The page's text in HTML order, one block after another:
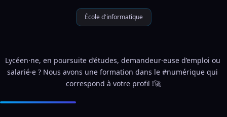
École d'informatique
Lycéen·ne, en poursuite d’études, demandeur·euse d’emploi ou
salarié·e ? Nous avons une formation dans le #numérique qui
correspond à votre profil !🚀